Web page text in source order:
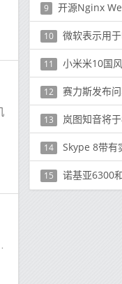
9 开源Nginx Web服务器背后
10 微软表示用于Linux内核
11 小米米10国风雅灰色模
12 赛力斯发布问界M9
13 岚图知音将于8月
14 Skype 8带有
15 诺基亚6300和